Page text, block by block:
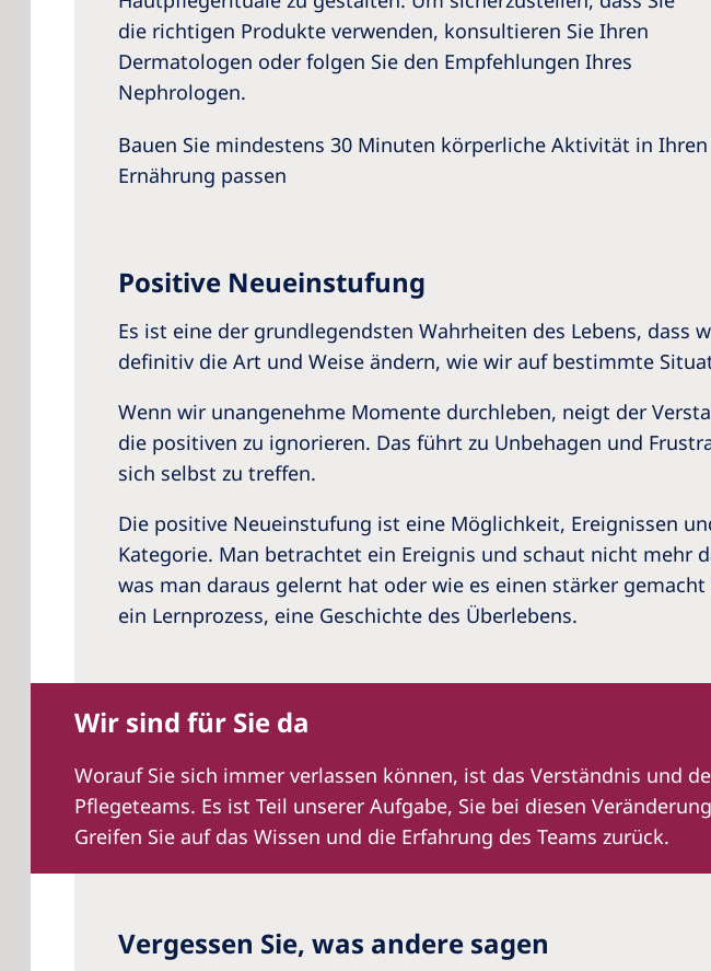
die richtigen Produkte verwenden, konsultieren Sie Ihren
Dermatologen oder folgen Sie den Empfehlungen Ihres
Nephrologen.
Bauen Sie mindestens 30 Minuten körperliche Aktivität in
Ernährung passen
Positive Neueinstufung
Es ist eine der grundlegendsten Wahrheiten des Lebens,
definitiv die Art und Weise ändern, wie wir auf bestimmte
Wenn wir unangenehme Momente durchleben, neigt der
die positiven zu ignorieren. Das führt zu Unbehagen und
sich selbst zu treffen.
Die positive Neueinstufung ist eine Möglichkeit, Ereignissen
Kategorie. Man betrachtet ein Ereignis und schaut nicht mehr
was man daraus gelernt hat oder wie es einen stärker
ein Lernprozess, eine Geschichte des Überlebens.
Wir sind für Sie da
Worauf Sie sich immer verlassen können, ist das Verständnis und
Pflegeteams. Es ist Teil unserer Aufgabe, Sie bei diesen
Greifen Sie auf das Wissen und die Erfahrung des Teams zurück.
Vergessen Sie, was andere sagen